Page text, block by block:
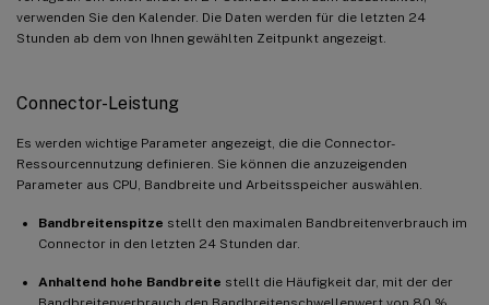
verwenden Sie den Kalender. Die Daten werden für die letzten 24
Stunden ab dem von Ihnen gewählten Zeitpunkt angezeigt.
Connector-Leistung
Es werden wichtige Parameter angezeigt, die die Connector-
Ressourcennutzung definieren. Sie können die anzuzeigenden
Parameter aus CPU, Bandbreite und Arbeitsspeicher auswählen.
Bandbreitenspitze stellt den maximalen Bandbreitenverbrauch im
Connector in den letzten 24 Stunden dar.
Anhaltend hohe Bandbreite stellt die Häufigkeit dar, mit der der